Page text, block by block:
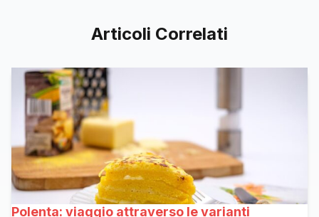
Articoli Correlati
Polenta: viaggio attraverso le varianti